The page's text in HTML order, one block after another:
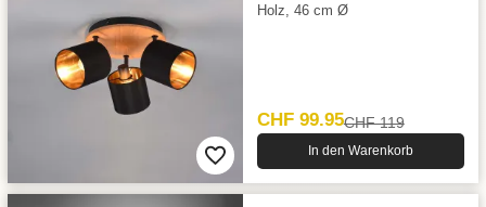
Holz, 46 cm Ø
CHF 99.95CHF 119
In den Warenkorb